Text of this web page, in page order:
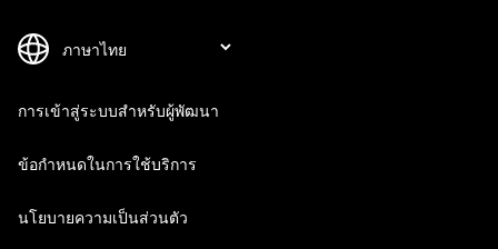
การเข้าสู่ระบบสำหรับผู้พัฒนา
ข้อกำหนดในการใช้บริการ
นโยบายความเป็นส่วนตัว